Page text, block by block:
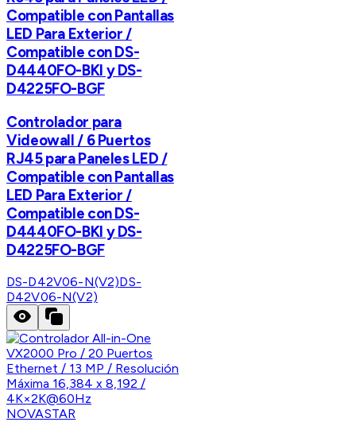
Compatible con Pantallas
LED Para Exterior /
Compatible con DS-
D4440FO-BKI y DS-
D4225FO-BGF
Controlador para
Videowall / 6 Puertos
RJ45 para Paneles LED /
Compatible con Pantallas
LED Para Exterior /
Compatible con DS-
D4440FO-BKI y DS-
D4225FO-BGF
DS-D42V06-N(V2)DS-
D42V06-N(V2)
NOVASTAR